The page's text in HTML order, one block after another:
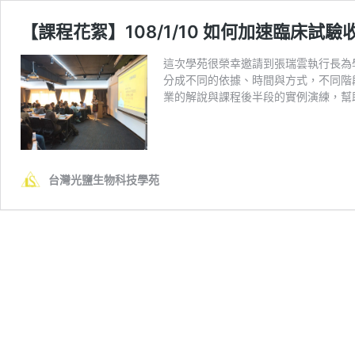
【課程花絮】108/1/10 如何加速臨床試
這次學苑很榮幸邀請到張瑞雲執行長
分成不同的依據、時間與方式，不同
業的解說與課程後半段的實例演練，
台灣光鹽生物科技學苑